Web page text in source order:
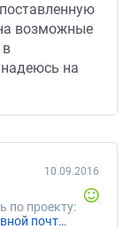
возможные
в
на
по проекту:
«Не отправляются письма с корпоративной почты на gmail. Нужна помощь в решении проблемы.»
10.09.2016